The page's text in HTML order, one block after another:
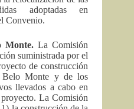
adoptadas en
Convenio.
Monte. La Comisión
suministrada por el
de construcción
Belo Monte y de los
llevados a cabo en
La Comisión